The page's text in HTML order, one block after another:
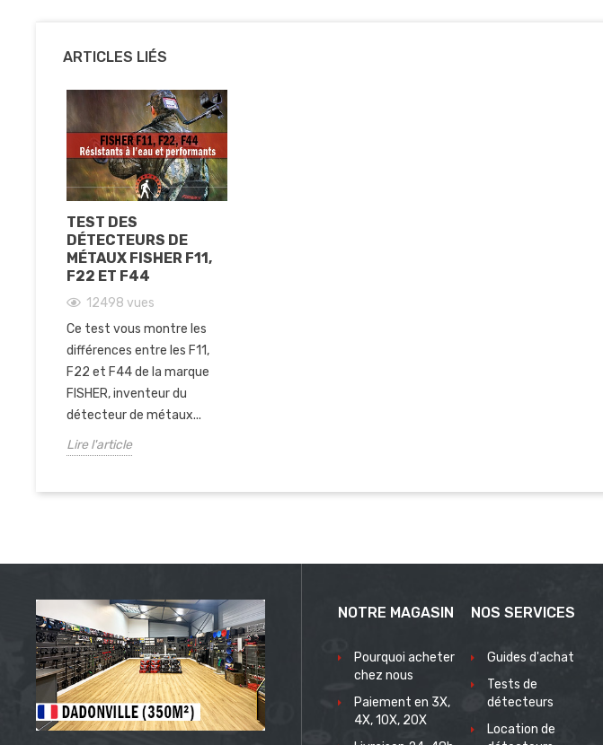
ARTICLES LIÉS
TEST DES
DÉTECTEURS DE
MÉTAUX FISHER F11,
F22 ET F44
12498 vues
Ce test vous montre les
différences entre les F11,
F22 et F44 de la marque
FISHER, inventeur du
détecteur de métaux...
Lire l'article
NOTRE MAGASIN
Pourquoi acheter
chez nous
Paiement en 3X,
4X, 10X, 20X
NOS SERVICES
Guides d'achat
Tests de
détecteurs
Location de